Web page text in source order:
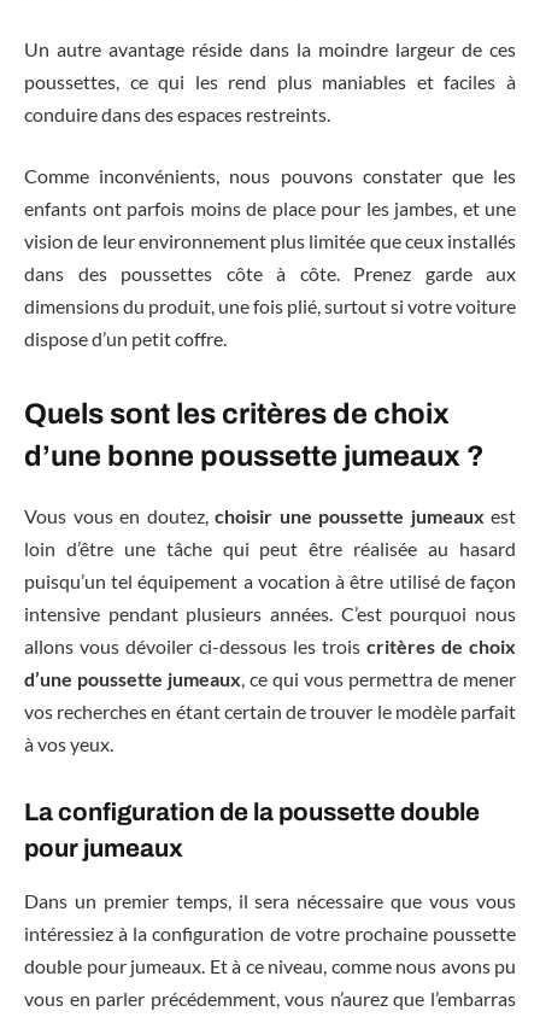
Un autre avantage réside dans la moindre largeur de ces
poussettes, ce qui les rend plus maniables et faciles à
conduire dans des espaces restreints.
Comme inconvénients, nous pouvons constater que les
enfants ont parfois moins de place pour les jambes, et une
vision de leur environnement plus limitée que ceux installés
dans des poussettes côte à côte. Prenez garde aux
dimensions du produit, une fois plié, surtout si votre voiture
dispose d’un petit coffre.
Quels sont les critères de choix
d’une bonne poussette jumeaux ?
Vous vous en doutez, choisir une poussette jumeaux est
loin d’être une tâche qui peut être réalisée au hasard
puisqu’un tel équipement a vocation à être utilisé de façon
intensive pendant plusieurs années. C’est pourquoi nous
allons vous dévoiler ci-dessous les trois critères de choix
d’une poussette jumeaux, ce qui vous permettra de mener
vos recherches en étant certain de trouver le modèle parfait
à vos yeux.
La configuration de la poussette double
pour jumeaux
Dans un premier temps, il sera nécessaire que vous vous
intéressiez à la configuration de votre prochaine poussette
double pour jumeaux. Et à ce niveau, comme nous avons pu
vous en parler précédemment, vous n’aurez que l’embarras